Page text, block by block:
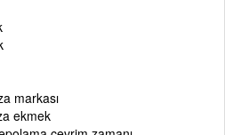
markası
ekmek